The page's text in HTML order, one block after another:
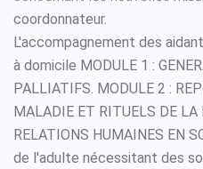
coordonnateur.
L'accompagnement des
à domicile MODULE 1 :
PALLIATIFS. MODULE 2 :
MALADIE ET RITUELS DE LA
RELATIONS HUMAINES EN
de l'adulte nécessitant des